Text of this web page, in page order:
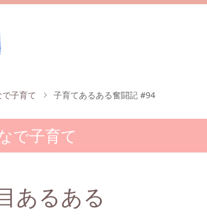
子育て 子育てあるある奮闘記 #94
で子育て
あるある